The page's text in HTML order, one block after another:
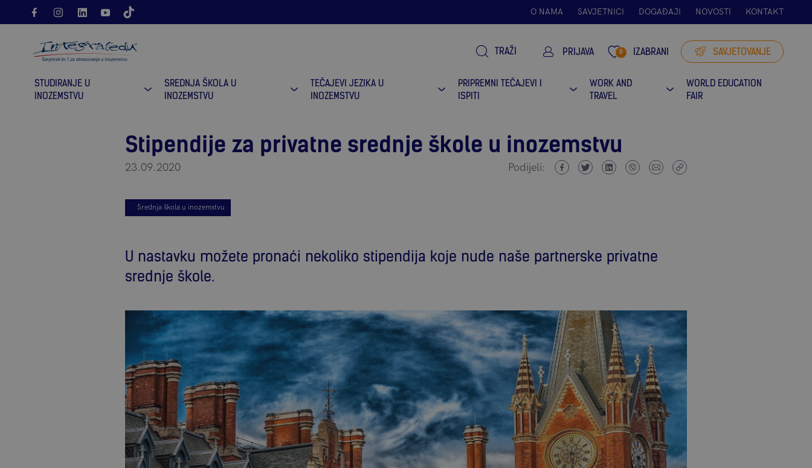
O NAMA SAVJETNICI DOGAĐAJI NOVOSTI KONTAKT
TRAŽI PRIJAVA 0 IZABRANI SAVJETOVANJE
STUDIRANJE U
INOZEMSTVU
SREDNJA ŠKOLA U
INOZEMSTVU
TEČAJEVI JEZIKA U
INOZEMSTVU
PRIPREMNI TEČAJEVI I
ISPITI
WORK AND
TRAVEL
WORLD EDUCATION
FAIR
Stipendije za privatne srednje škole u inozemstvu
23.09.2020 Podijeli:
Srednja škola u inozemstvu
U nastavku možete pronaći nekoliko stipendija koje nude naše partnerske privatne
srednje škole.